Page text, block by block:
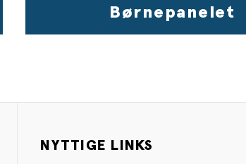
Børnepanelet
NYTTIGE LINKS